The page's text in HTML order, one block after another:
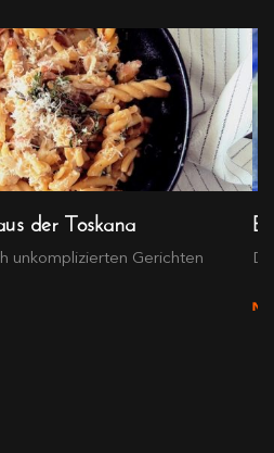
der Toskana
unkomplizierten Gerichten